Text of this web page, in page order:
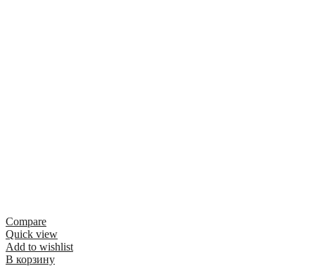
Compare
Quick view
Add to wishlist
В корзину